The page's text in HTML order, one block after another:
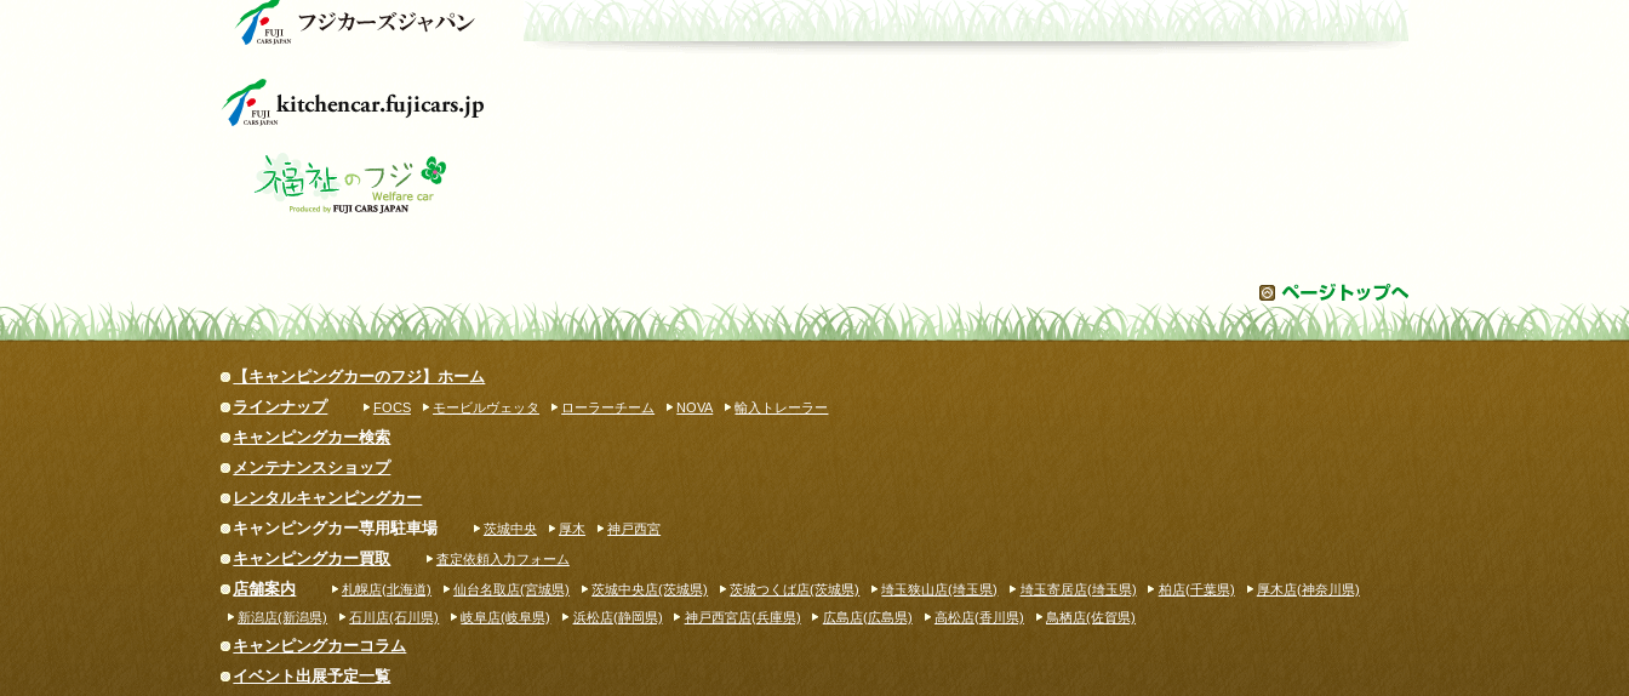
【キャンピングカーのフジ】ホーム
ラインナップ
FOCS モービルヴェッタ ローラーチーム NOVA 輸入トレーラー
キャンピングカー検索
メンテナンスショップ
レンタルキャンピングカー
キャンピングカー専用駐車場
茨城中央 厚木 神戸西宮
キャンピングカー買取 査定依頼入力フォーム
店舗案内 札幌店(北海道) 仙台名取店(宮城県) 茨城中央店(茨城県) 茨城つくば店(茨城県) 埼玉狭山店(埼玉県) 埼玉寄居店(埼玉県) 柏店(千葉県)
厚木店(神奈川県)
新潟店(新潟県)
石川店(石川県) 岐阜店(岐阜県) 浜松店(静岡県) 神戸西宮店(兵庫県) 広島店(広島県) 高松店(香川県) 鳥栖店(佐賀県)
キャンピングカーコラム
イベント出展予定一覧